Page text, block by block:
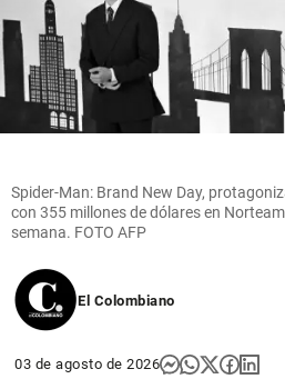
Spider-Man: Brand New Day,
con 355 millones de dólares en
semana. FOTO AFP
El Colombiano
03 de agosto de 2026